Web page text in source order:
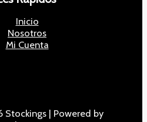
Inicio
Nosotros
Mi Cuenta
| Powered by